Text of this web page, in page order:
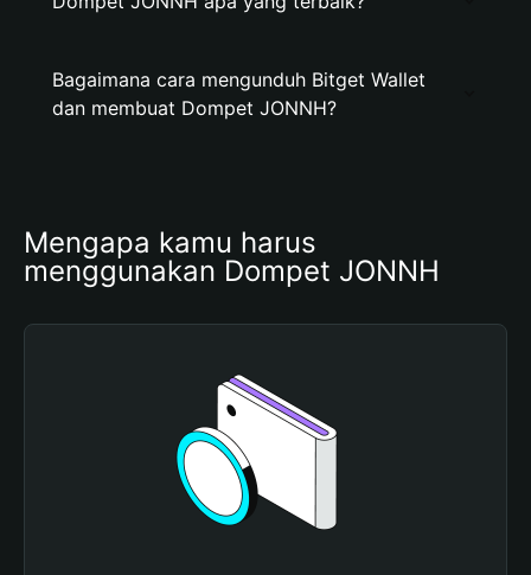
Bagaimana cara mengunduh Bitget Wallet
dan membuat Dompet JONNH?
Mengapa kamu harus
menggunakan Dompet JONNH